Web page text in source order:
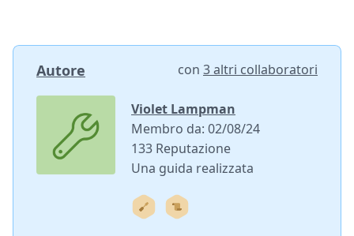
Autore con 3 altri collaboratori
Violet Lampman
Membro da: 02/08/24
133 Reputazione
Una guida realizzata